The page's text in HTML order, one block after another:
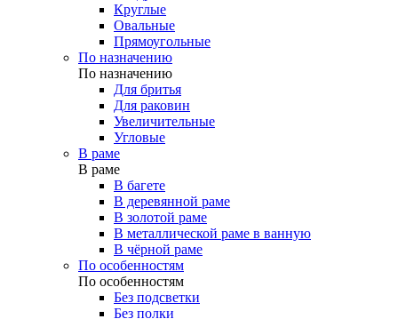
Круглые
Овальные
Прямоугольные
По назначению
По назначению
Для бритья
Для раковин
Увеличительные
Угловые
В раме
В раме
В багете
В деревянной раме
В золотой раме
В металлической раме в ванную
В чёрной раме
По особенностям
По особенностям
Без подсветки
Без полки